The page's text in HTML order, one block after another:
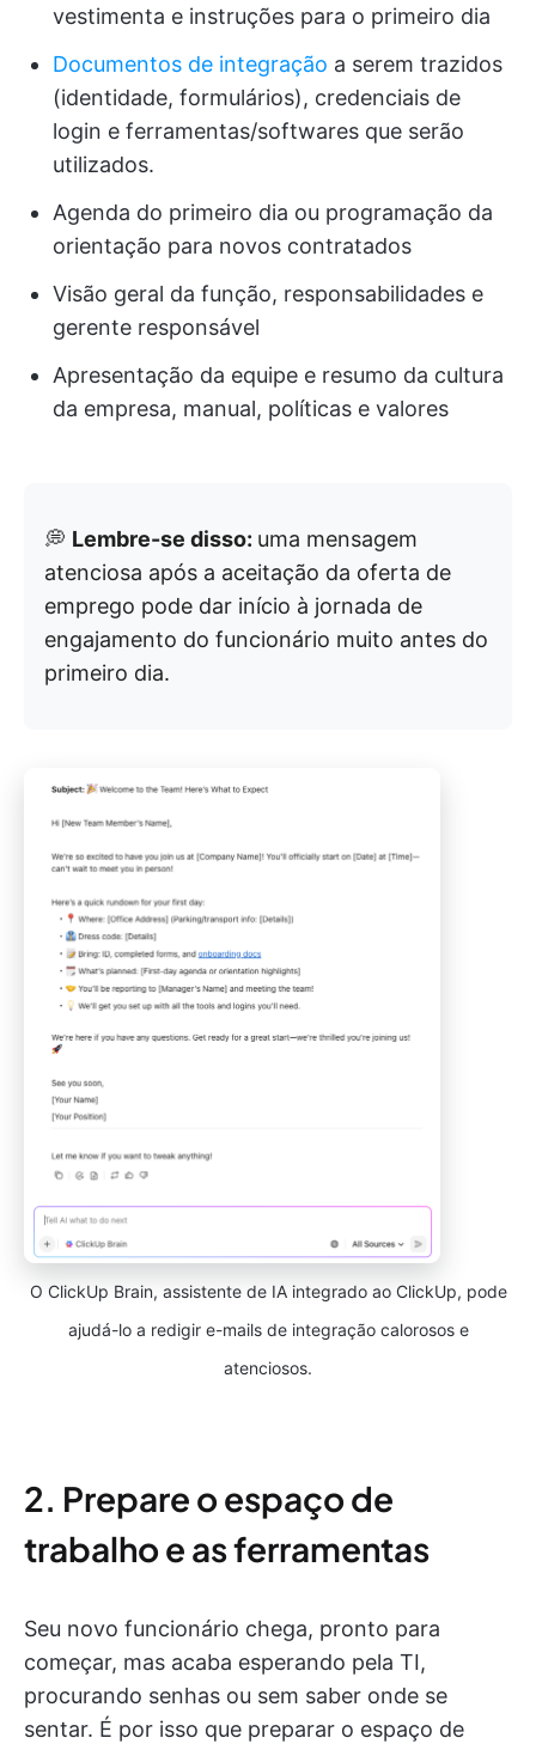
vestimenta e instruções para o primeiro dia
Documentos de integração a serem trazidos
(identidade, formulários), credenciais de
login e ferramentas/softwares que serão
utilizados.
Agenda do primeiro dia ou programação da
orientação para novos contratados
Visão geral da função, responsabilidades e
gerente responsável
Apresentação da equipe e resumo da cultura
da empresa, manual, políticas e valores
💭 Lembre-se disso: uma mensagem
atenciosa após a aceitação da oferta de
emprego pode dar início à jornada de
engajamento do funcionário muito antes do
primeiro dia.
O ClickUp Brain, assistente de IA integrado ao ClickUp, pode
ajudá-lo a redigir e-mails de integração calorosos e
atenciosos.
2. Prepare o espaço de
trabalho e as ferramentas
Seu novo funcionário chega, pronto para
começar, mas acaba esperando pela TI,
procurando senhas ou sem saber onde se
sentar. É por isso que preparar o espaço de